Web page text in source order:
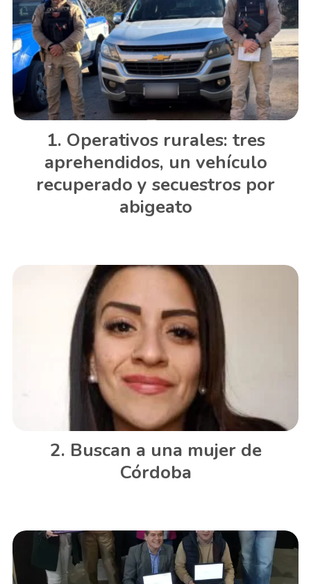
Operativos rurales: tres
aprehendidos, un vehículo
recuperado y secuestros por
abigeato
Buscan a una mujer de
Córdoba